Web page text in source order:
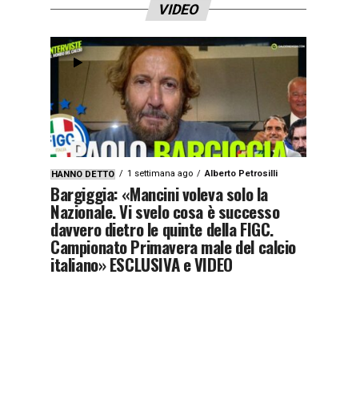
VIDEO
HANNO DETTO 1 settimana ago Alberto Petrosilli
Bargiggia: «Mancini voleva solo la
Nazionale. Vi svelo cosa è successo
davvero dietro le quinte della FIGC.
Campionato Primavera male del calcio
italiano» ESCLUSIVA e VIDEO